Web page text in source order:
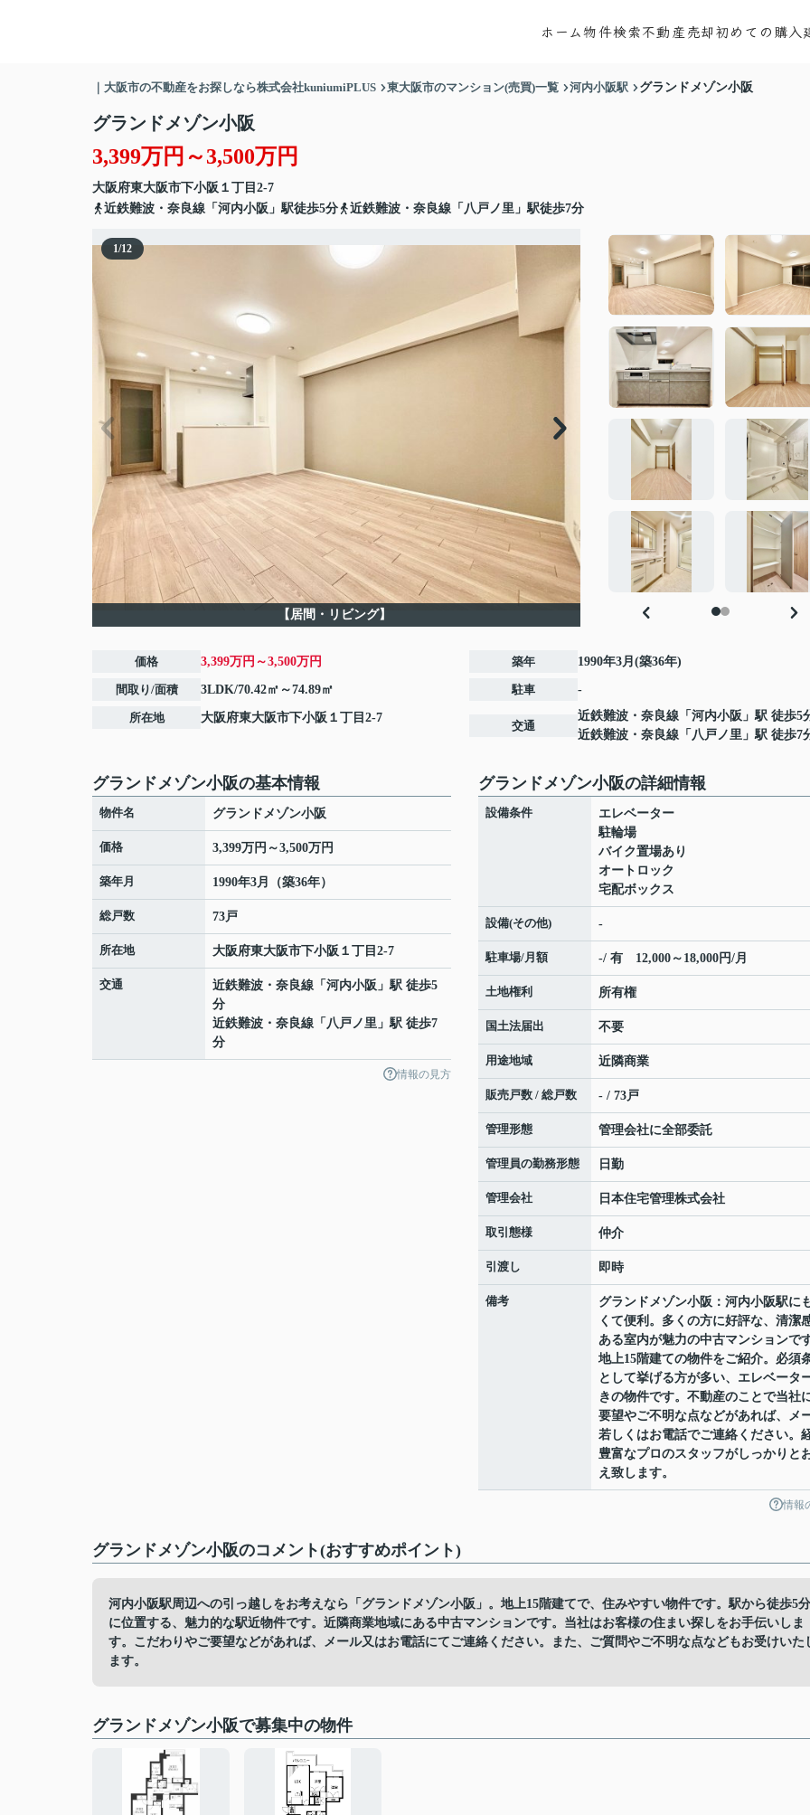
ホーム物件検索不動産売却初めての購入
｜大阪市の不動産をお探しなら株式会社kuniumiPLUS 東大阪市のマンション(売買)一覧 河内小阪駅 グランドメゾン小阪
グランドメゾン小阪
3,399万円～3,500万円
大阪府東大阪市下小阪 １丁目2-7
近鉄難波・奈良線「河内小阪」駅徒歩5分
近鉄難波・奈良線「八戸ノ里」駅徒歩7分
1/12
【居間・リビング】
価格 3,399万円～3,500万円
間取り/面積 3LDK/70.42㎡～74.89㎡
所在地 大阪府東大阪市下小阪 １丁目2-7
築年 1990年3月(築36年)
駐車 -
交通
近鉄難波・奈良線 「 河内小阪 」駅 徒歩5
近鉄難波・奈良線 「 八戸ノ里 」駅 徒歩7
グランドメゾン小阪の基本情報
物件名 グランドメゾン小阪
価格 3,399万円～3,500万円
築年月 1990年3月（築36年）
総戸数 73戸
所在地 大阪府東大阪市下小阪 １丁目2-7
交通 近鉄難波・奈良線 「 河内小阪 」駅 徒歩5
分
近鉄難波・奈良線 「 八戸ノ里 」駅 徒歩7
分
情報の見方
グランドメゾン小阪の詳細情報
設備条件
エレベーター
駐輪場
バイク置場あり
オートロック
宅配ボックス
設備(その他) -
駐車場/月額 -/ 有 12,000～18,000円/月
土地権利 所有権
国土法届出 不要
用途地域 近隣商業
販売戸数 / 総戸数 - / 73戸
管理形態 管理会社に全部委託
管理員の勤務形態 日勤
管理会社 日本住宅管理株式会社
取引態様 仲介
引渡し 即時
備考
グランドメゾン小阪：河内小阪駅に
くて便利。多くの方に好評な、清潔
ある室内が魅力の中古マンションで
地上15階建ての物件をご紹介。必須
として挙げる方が多い、エレベータ
きの物件です。不動産のことで当社
要望やご不明な点などがあれば、メ
若しくはお電話でご連絡ください。
豊富なプロのスタッフがしっかりと
え致します。
情報
グランドメゾン小阪のコメント(おすすめポイント)
河内小阪駅周辺への引っ越しをお考えなら「グランドメゾン小阪」。地上15階建てで、住みやすい物件です。駅から徒歩5分
に位置する、魅力的な駅近物件です。近隣商業地域にある中古マンションです。当社はお客様の住まい探しをお手伝いしま
す。こだわりやご要望などがあれば、メール又はお電話にてご連絡ください。また、ご質問やご不明な点などもお受けいた
ます。
グランドメゾン小阪で募集中の物件